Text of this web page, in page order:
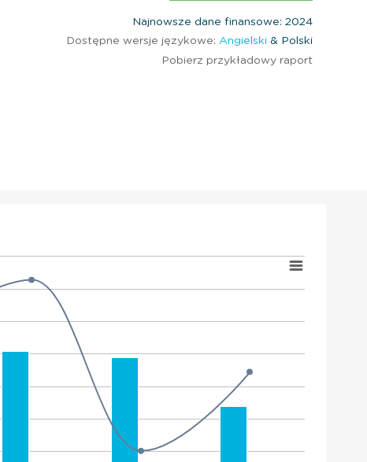
Najnowsze dane finansowe: 2024
Dostępne wersje językowe: Angielski & Polski
Pobierz przykładowy raport